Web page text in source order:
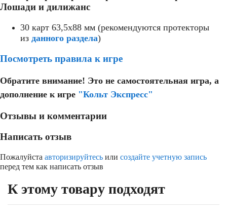
Лошади и дилижанс
30 карт 63,5x88 мм (рекомендуются протекторы
из данного раздела)
Посмотреть правила к игре
Обратите внимание! Это не самостоятельная игра, а
дополнение к игре "Кольт Экспресс"
Отзывы и комментарии
Написать отзыв
Пожалуйста авторизируйтесь или создайте учетную запись
перед тем как написать отзыв
К этому товару подходят